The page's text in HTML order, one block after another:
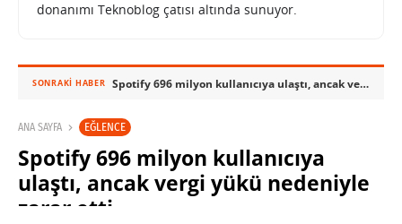
donanımı Teknoblog çatısı altında sunuyor.
SONRAKI HABER Spotify 696 milyon kullanıcıya ulaştı, ancak vergi yükü nedeniyle zarar etti
ANA SAYFA EĞLENCE
Spotify 696 milyon kullanıcıya
ulaştı, ancak vergi yükü nedeniyle
zarar etti